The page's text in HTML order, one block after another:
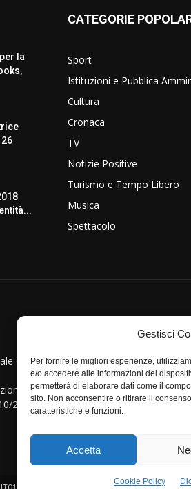
Gestisci
Per fornire le migliori esperienze,
e/o accedere alle informazioni del
permetterà di elaborare dati come il
sito. Non acconsentire o ritirare il
caratteristiche e funzioni.
Accetta
Cookie Policy
la
26
CATEGORIE
Sport
Istituzioni e Pubblica
Cultura
Cronaca
TV
Notizie Positive
Turismo e Tempo Libero
Musica
Spettacolo
di
al
2007